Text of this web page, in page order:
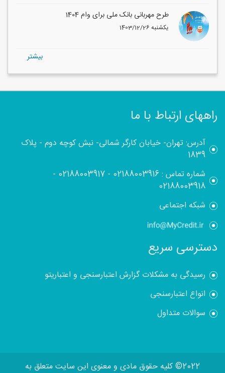
طرح مهربانی بانک ملی برای وام 1404
1403/12/26 یکشنبه
بيشتر
راههای ارتباط با ما
آدرس: تهران- خیابان کارگر شمالی- نبش کوچه دوم - پلاک
1839
شماره تماس :02188003916
-
02188003917
-
02188003918
شبکه اجتماعی
دسترسی سریع
رسیدگی به مشکلات گزارش اعتبارسنجی و اعتباریتو
انواع اعتبارسنجی
سوالات متداول
2022© کلیه حقوق مادی و معنوی این سایت متعلق به